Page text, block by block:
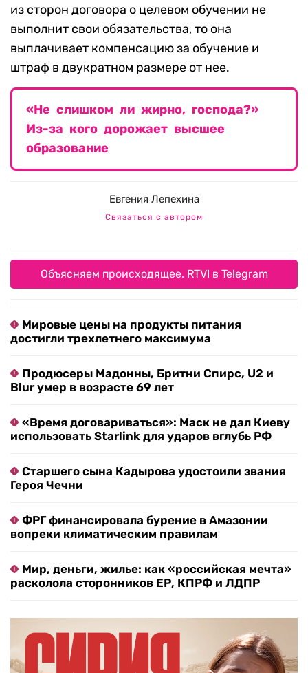
из сторон договора о целевом обучении не
выполнит свои обязательства, то она
выплачивает компенсацию за обучение и
штраф в двукратном размере от нее.
«Не слишком ли жирно, господа?»
Из-за кого дорожает высшее
образование
Евгения Лепехина
Связаться с автором
Объясняем происходящее. RTVI в Telegram
Мировые цены на продукты питания
достигли трехлетнего максимума
Продюсеры Мадонны, Бритни Спирс, U2 и
Blur умер в возрасте 69 лет
«Время договариваться»: Маск не дал Киеву
использовать Starlink для ударов вглубь РФ
Старшего сына Кадырова удостоили звания
Героя Чечни
ФРГ финансировала бурение в Амазонии
вопреки климатическим правилам
Мир, деньги, жилье: как «российская мечта»
расколола сторонников ЕР, КПРФ и ЛДПР